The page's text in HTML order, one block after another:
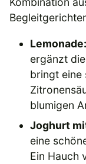
Lemonade:
ergänzt
bringt eine
blumigen
Joghurt
eine
Ein Hauch